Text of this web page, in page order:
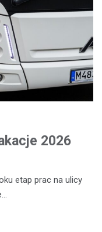
2026
etap prac na ulicy